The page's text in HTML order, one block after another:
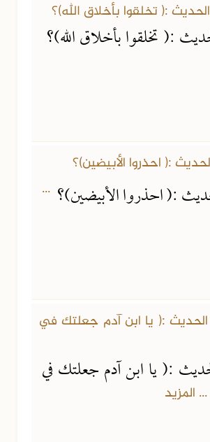
:( تخلقوا بأخلاق الله)؟
:( احذروا الأبيضين)؟ ...
الحديث :( يا ابن آدم جعلتك في
:( يا ابن آدم جعلتك في
... المزيد